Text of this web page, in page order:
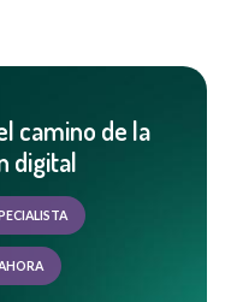
camino de la
digital